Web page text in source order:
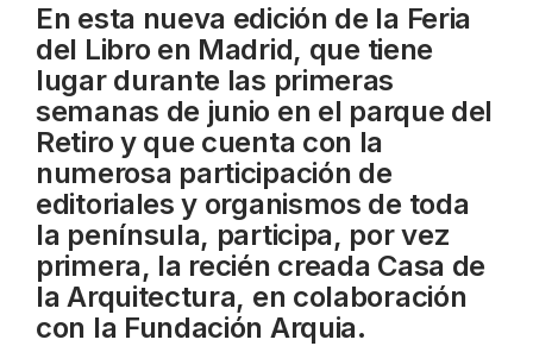
En esta nueva edición de la Feria
del Libro en Madrid, que tiene
lugar durante las primeras
semanas de junio en el parque del
Retiro y que cuenta con la
numerosa participación de
editoriales y organismos de toda
la península, participa, por vez
primera, la recién creada Casa de
la Arquitectura, en colaboración
con la Fundación Arquia.